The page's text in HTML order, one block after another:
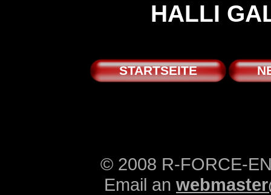
HALLI
STARTSEITE
© 2008 R-FORCE-
Email an